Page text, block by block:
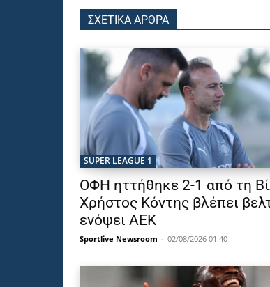
ΣΧΕΤΙΚΑ ΑΡΘΡΑ
SUPER LEAGUE 1
ΟΦΗ ηττήθηκε 2-1 από τη
Χρήστος Κόντης βλέπει
ενόψει ΑΕΚ
Sportlive Newsroom - 02/08/2026 01:40